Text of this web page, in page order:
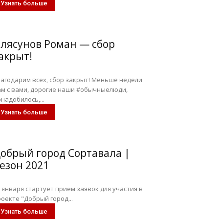
Узнать больше
Роман — сбор
всех, сбор закрыт! Меньше недели
с вами, дорогие наши #обычныелюди,
Узнать больше
город Сортавала |
2021
января стартует приём заявок для участия в
"Добрый город...
Узнать больше